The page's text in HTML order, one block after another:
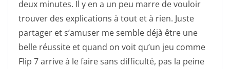
deux minutes. Il y en a un peu marre de vouloir
trouver des explications à tout et à rien. Juste
partager et s’amuser me semble déjà être une
belle réussite et quand on voit qu’un jeu comme
Flip 7 arrive à le faire sans difficulté, pas la peine